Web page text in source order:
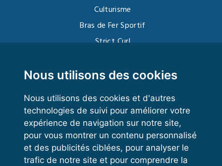
Nous utilisons des cookies
Nous utilisons des cookies et d'autres
technologies de suivi pour améliorer votre
expérience de navigation sur notre site,
pour vous montrer un contenu personnalisé
et des publicités ciblées, pour analyser le
trafic de notre site et pour comprendre la
Culturisme
Bras de Fer Sportif
Strict Curl
Kettlebell
VOS ESPACES
Espace dirigeant
Espace licencié